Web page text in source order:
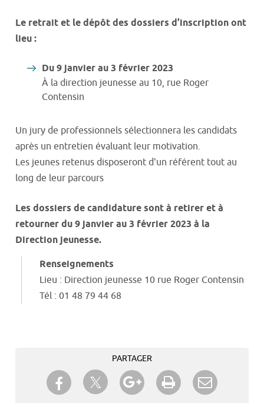
Le retrait et le dépôt des dossiers d’inscription ont
lieu :
Du 9 janvier au 3 février 2023
À la direction jeunesse au 10, rue Roger
Contensin
Un jury de professionnels sélectionnera les candidats
après un entretien évaluant leur motivation.
Les jeunes retenus disposeront d'un référent tout au
long de leur parcours
Les dossiers de candidature sont à retirer et à
retourner du 9 janvier au 3 février 2023 à la
Direction jeunesse.
Renseignements
Lieu : Direction jeunesse 10 rue Roger Contensin
Tél : 01 48 79 44 68
PARTAGER
Partager sur Facebook
Partager sur TwitterPartager sur Google+
Imprimer